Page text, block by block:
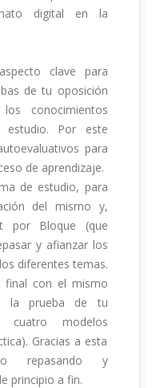
digital en la
de tu oposición
conocimientos
estudio. Por este
para
de aprendizaje.
de estudio, para
del mismo y,
por Bloque (que
y afianzar los
diferentes temas.
final con el mismo
la prueba de tu
cuatro modelos
Gracias a esta
repasando y
principio a fin.